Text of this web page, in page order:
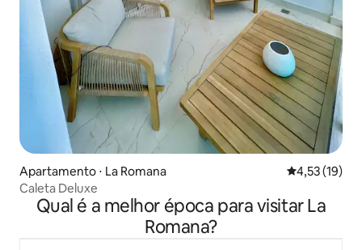
Apartamento ⋅ La Romana 4,53 de uma
4,53 (19)
Caleta Deluxe
Qual é a melhor época para visitar La
Romana?